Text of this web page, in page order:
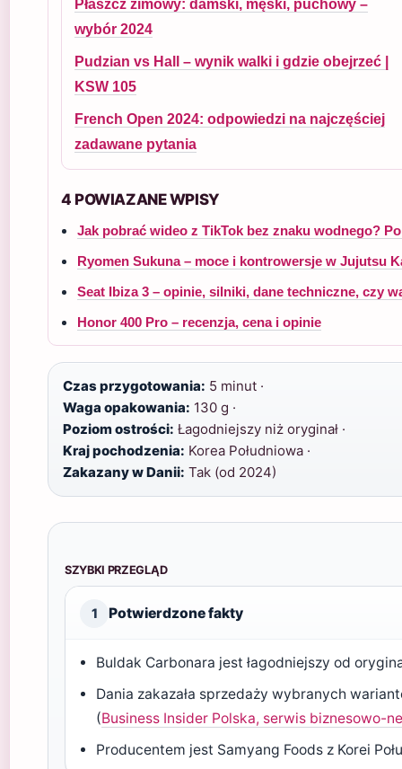
Płaszcz zimowy: damski, męski, puchowy –
wybór 2024
Pudzian vs Hall – wynik walki i gdzie obejrzeć |
KSW 105
French Open 2024: odpowiedzi na najczęściej
zadawane pytania
4 POWIAZANE WPISY
Jak pobrać wideo z TikTok bez znaku wodnego?
Ryomen Sukuna – moce i kontrowersje w Jujutsu
Seat Ibiza 3 – opinie, silniki, dane techniczne, czy
Honor 400 Pro – recenzja, cena i opinie
Czas przygotowania: 5 minut ·
Waga opakowania: 130 g ·
Poziom ostrości: Łagodniejszy niż oryginał ·
Kraj pochodzenia: Korea Południowa ·
Zakazany w Danii: Tak (od 2024)
SZYBKI PRZEGLĄD
1 Potwierdzone fakty
Buldak Carbonara jest łagodniejszy od
Dania zakazała sprzedaży wybranych
(Business Insider Polska, serwis biznesowo-
Producentem jest Samyang Foods z Korei